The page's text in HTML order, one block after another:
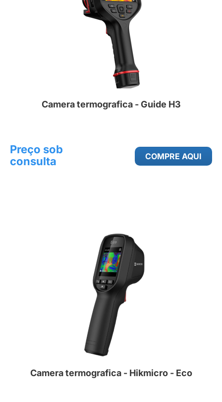
Camera termografica - Guide H3
Preço sob
consulta
COMPRE AQUI
Camera termografica - Hikmicro - Eco